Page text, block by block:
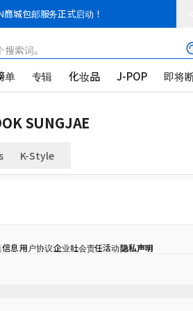
商城包邮服务正式启动！
索词。
单 专辑 化妆品 J-POP 即将
SUNGJAE
K-Style
信息用户协议企业社会责任活动隐私声明